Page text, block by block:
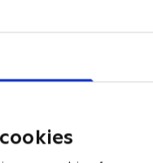
og landmændene